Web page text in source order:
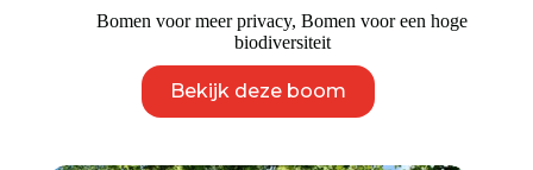
Bomen voor meer privacy,Bomen voor een hoge
biodiversiteit
Bekijk deze boom
product
heeft